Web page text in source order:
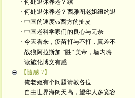
· 何处退休养老？续
· 何处退休养老？西雅图老姐纽约退
· 中国的速度vs西方的扯皮
· 中国老科学家们的良心与无奈
· 今天看来，疫苗打与不打，真差不
· 战狼阿拉斯加 ”胜” 美帝，墙内嗨
· 读施化博文有感
【隨感-7】
· 俺老妪有个问题请教各位
· 自由世界海阔天高，望华人多宽容